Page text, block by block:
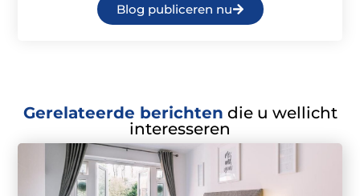
Blog publiceren nu
Gerelateerde berichten die u wellicht
interesseren